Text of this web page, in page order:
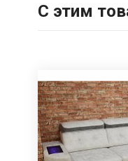
С этим